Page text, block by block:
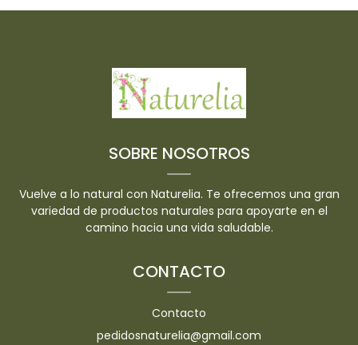
SOBRE NOSOTROS
Vuelve a lo natural con Naturelia. Te ofrecemos una gran
variedad de productos naturales para apoyarte en el
camino hacia una vida saludable.
CONTACTO
Contacto
pedidosnaturelia@gmail.com